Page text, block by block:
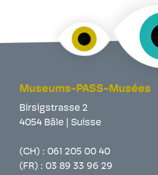
Museums-PASS-Musées
Birsigstrasse 2
4054 Bâle | Suisse
(CH) : 061 205 00 40
(FR) : 03 89 33 96 29